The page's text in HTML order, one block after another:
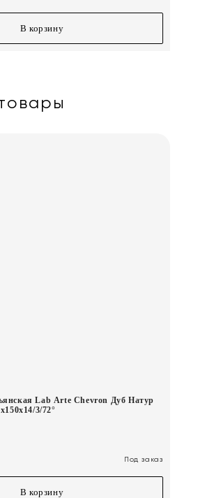
В корзину
Lab Arte Chevron Дуб Натур
3/72°
Под заказ
В корзину